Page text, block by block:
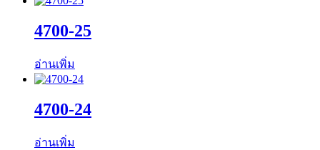
4700-25
อ่านเพิ่ม
4700-24
อ่านเพิ่ม